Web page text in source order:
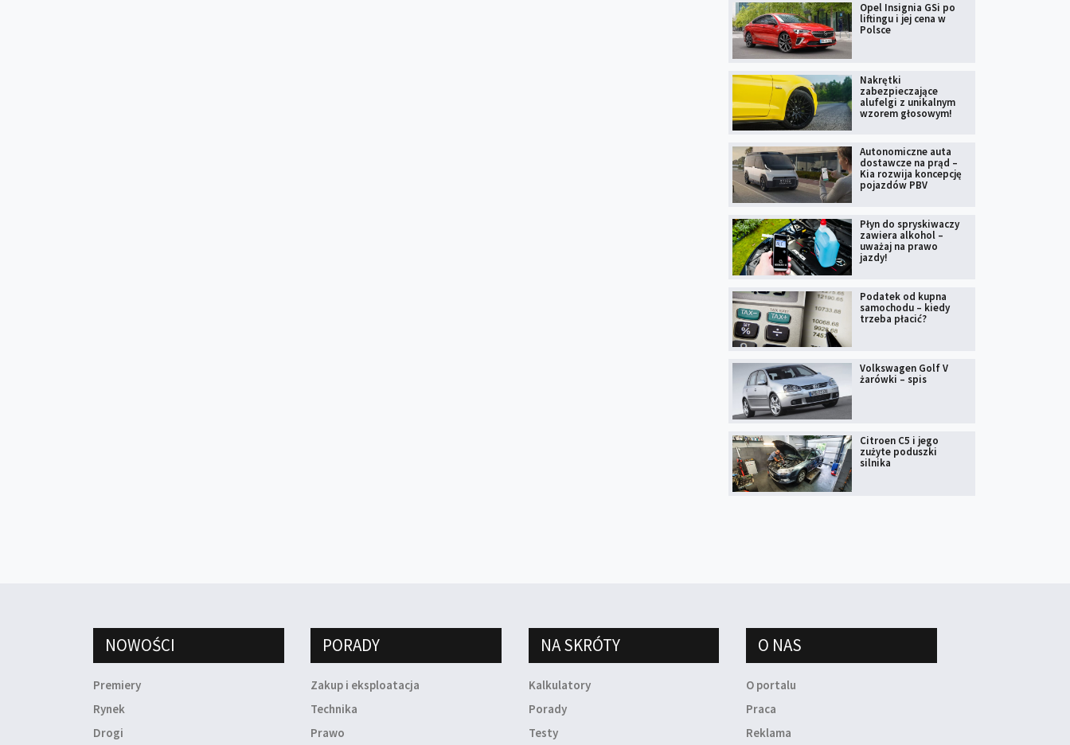
Opel Insignia GSi po
liftingu i jej cena w
Polsce
Nakrętki
zabezpieczające
alufelgi z unikalnym
wzorem głosowym!
Autonomiczne auta
dostawcze na prąd –
Kia rozwija koncepcję
pojazdów PBV
Płyn do spryskiwaczy
zawiera alkohol –
uważaj na prawo
jazdy!
Podatek od kupna
samochodu – kiedy
trzeba płacić?
Volkswagen Golf V
żarówki – spis
Citroen C5 i jego
zużyte poduszki
silnika
NOWOŚCI
Premiery
Rynek
Drogi
PORADY
Zakup i eksploatacja
Technika
Prawo
NA SKRÓTY
Kalkulatory
Porady
Testy
O NAS
O portalu
Praca
Reklama